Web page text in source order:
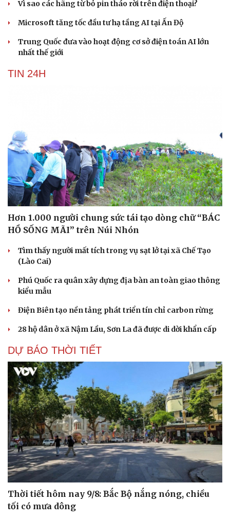
Cải chính
Vì sao các hãng từ bỏ pin tháo rời trên điện thoại?
Microsoft tăng tốc đầu tư hạ tầng AI tại Ấn Độ
Trung Quốc đưa vào hoạt động cơ sở điện toán AI lớn
nhất thế giới
TIN 24H
Hơn 1.000 người chung sức tái tạo dòng chữ “BÁC
HỒ SỐNG MÃI” trên Núi Nhón
Tìm thấy người mất tích trong vụ sạt lở tại xã Chế Tạo
(Lào Cai)
Phú Quốc ra quân xây dựng địa bàn an toàn giao thông
kiểu mẫu
Điện Biên tạo nền tảng phát triển tín chỉ carbon rừng
28 hộ dân ở xã Nậm Lầu, Sơn La đã được di dời khẩn cấp
DỰ BÁO THỜI TIẾT
Thời tiết hôm nay 9/8: Bắc Bộ nắng nóng, chiều
tối có mưa dông